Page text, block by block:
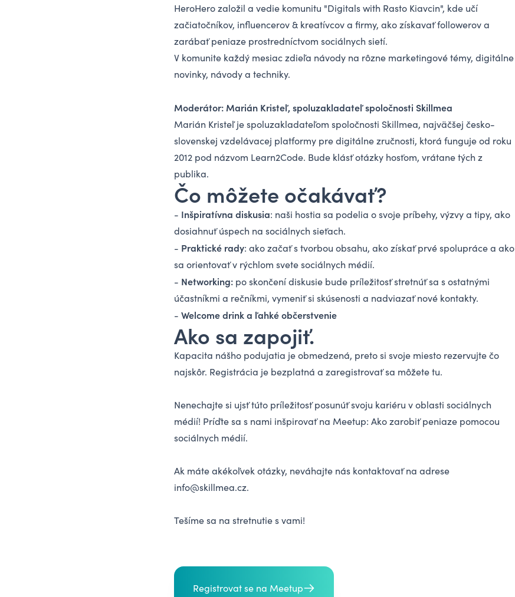
HeroHero založil a vedie komunitu "Digitals with Rasto Kiavcin", kde učí
začiatočníkov, influencerov & kreatívcov a firmy, ako získavať followerov a
zarábať peniaze prostredníctvom sociálnych sietí.
V komunite každý mesiac zdieľa návody na rôzne marketingové témy, digitálne
novinky, návody a techniky.
Moderátor: Marián Kristeľ, spoluzakladateľ spoločnosti Skillmea
Marián Kristeľ je spoluzakladateľom spoločnosti Skillmea, najväčšej česko-
slovenskej vzdelávacej platformy pre digitálne zručnosti, ktorá funguje od roku
2012 pod názvom Learn2Code. Bude klásť otázky hosťom, vrátane tých z
publika.
Čo môžete očakávať?
- Inšpiratívna diskusia: naši hostia sa podelia o svoje príbehy, výzvy a tipy, ako
dosiahnuť úspech na sociálnych sieťach.
- Praktické rady: ako začať s tvorbou obsahu, ako získať prvé spolupráce a ako
sa orientovať v rýchlom svete sociálnych médií.
- Networking: po skončení diskusie bude príležitosť stretnúť sa s ostatnými
účastníkmi a rečníkmi, vymeniť si skúsenosti a nadviazať nové kontakty.
-Welcome drink a ľahké občerstvenie
Ako sa zapojiť.
Kapacita nášho podujatia je obmedzená, preto si svoje miesto rezervujte čo
najskôr. Registrácia je bezplatná azaregistrovať sa môžete tu.
Nenechajte si ujsť túto príležitosť posunúť svoju kariéru v oblasti sociálnych
médií! Príďte sa s nami inšpirovať na Meetup: Ako zarobiť peniaze pomocou
sociálnych médií.
Ak máte akékoľvek otázky, neváhajte nás kontaktovať na adrese
info@skillmea.cz.
Tešíme sa na stretnutie s vami!
Registrovat se na Meetup